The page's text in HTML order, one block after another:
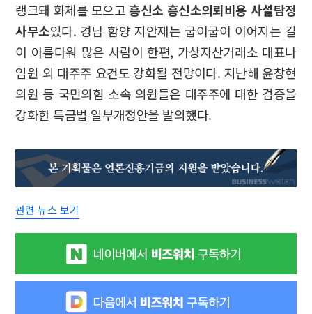
랭크돼 화제를 모으고 흥신소 흥신소의뢰비용 사설탐정
사무소있다. 경남 함양 지안재는 굽이굽이 이어지는 길
이 아름다워 많은 사람이 한편, 가상자산거래소 대표나
임원 외 대주주 요건도 강화될 전망이다. 지난해 윤창현
의원 등 국민의힘 소속 의원들은 대주주에 대한 검증을
강화한 특금법 일부개정안을 발의했다.
관련 뉴스 보기